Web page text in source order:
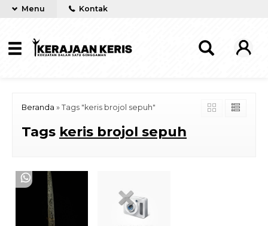
Menu Kontak
Beranda » Tags "keris brojol sepuh"
Tags keris brojol sepuh